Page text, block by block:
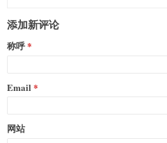
添加新评论
称呼
Email
网站